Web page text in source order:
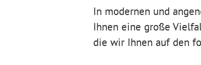
In modernen und
Ihnen eine große
die wir Ihnen auf den